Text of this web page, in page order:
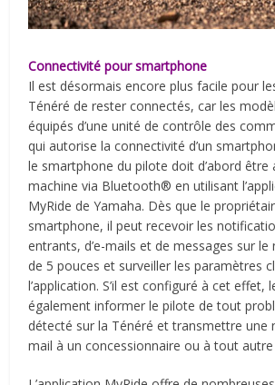
Connectivité pour smartphone
Il est désormais encore plus facile pour
Ténéré de rester connectés, car les
équipés d’une unité de contrôle des
qui autorise la connectivité d’un
le smartphone du pilote doit d’abord être
machine via Bluetooth® en utilisant
MyRide de Yamaha. Dès que le
smartphone, il peut recevoir les
entrants, d’e-mails et de messages sur le
de 5 pouces et surveiller les paramètres
l’application. S’il est configuré à cet effet,
également informer le pilote de tout
détecté sur la Ténéré et transmettre une
mail à un concessionnaire ou à tout